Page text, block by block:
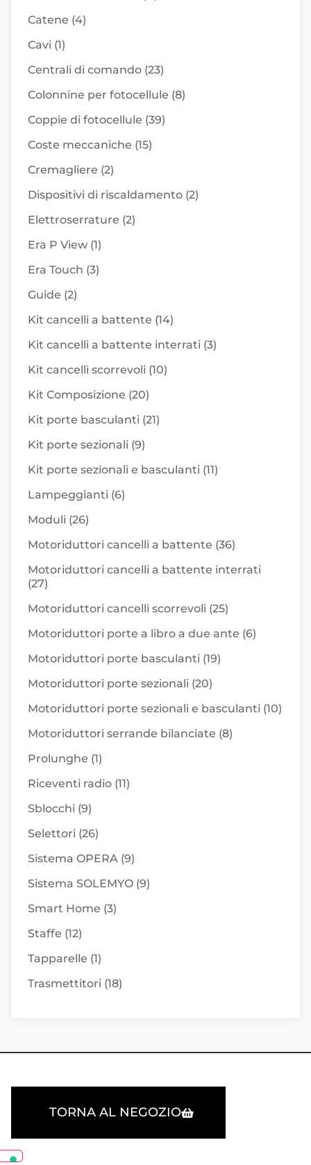
Catene (4)
Cavi (1)
Centrali di comando (23)
Colonnine per fotocellule (8)
Coppie di fotocellule (39)
Coste meccaniche (15)
Cremagliere (2)
Dispositivi di riscaldamento (2)
Elettroserrature (2)
Era P View (1)
Era Touch (3)
Guide (2)
Kit cancelli a battente (14)
Kit cancelli a battente interrati (3)
Kit cancelli scorrevoli (10)
Kit Composizione (20)
Kit porte basculanti (21)
Kit porte sezionali (9)
Kit porte sezionali e basculanti (11)
Lampeggianti (6)
Moduli (26)
Motoriduttori cancelli a battente (36)
Motoriduttori cancelli a battente interrati
(27)
Motoriduttori cancelli scorrevoli (25)
Motoriduttori porte a libro a due ante (6)
Motoriduttori porte basculanti (19)
Motoriduttori porte sezionali (20)
Motoriduttori porte sezionali e basculanti (10)
Motoriduttori serrande bilanciate (8)
Prolunghe (1)
Riceventi radio (11)
Sblocchi (9)
Selettori (26)
Sistema OPERA (9)
Sistema SOLEMYO (9)
Smart Home (3)
Staffe (12)
Tapparelle (1)
Trasmettitori (18)
TORNA AL NEGOZIO